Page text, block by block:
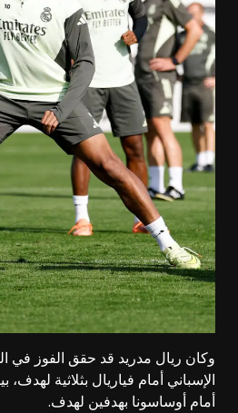
وكان ريال مدريد قد حقق الفوز في
الإسباني أمام فياريال بثلاثية
أمام أوساسونا بهدفين لهدف.